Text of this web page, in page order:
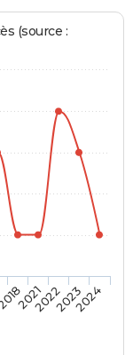
(source :
2021202220232024